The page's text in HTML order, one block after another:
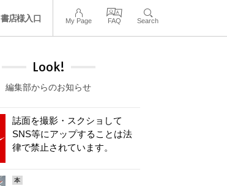
書店様入口 My Page FAQ Search
Look!
編集部からのお知らせ
誌面を撮影・スクショして
SNS等にアップすることは法
律で禁止されています。
本